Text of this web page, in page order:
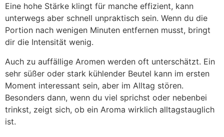
Eine hohe Stärke klingt für manche effizient, kann
unterwegs aber schnell unpraktisch sein. Wenn du die
Portion nach wenigen Minuten entfernen musst, bringt
dir die Intensität wenig.
Auch zu auffällige Aromen werden oft unterschätzt. Ein
sehr süßer oder stark kühlender Beutel kann im ersten
Moment interessant sein, aber im Alltag stören.
Besonders dann, wenn du viel sprichst oder nebenbei
trinkst, zeigt sich, ob ein Aroma wirklich alltagstauglich
ist.